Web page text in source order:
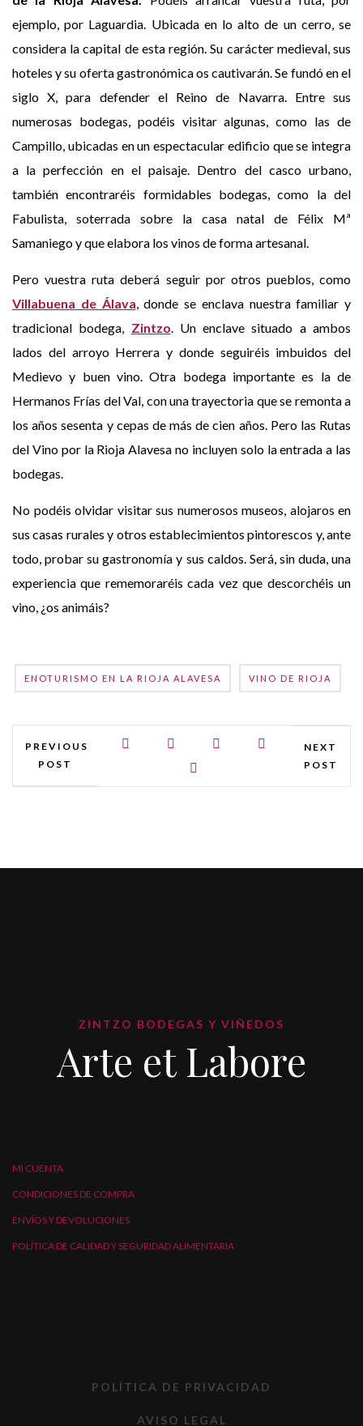
ejemplo, por Laguardia. Ubicada en lo alto de un cerro, se
considera la capital de esta región. Su carácter medieval, sus
hoteles y su oferta gastronómica os cautivarán. Se fundó en el
siglo X, para defender el Reino de Navarra. Entre sus
numerosas bodegas, podéis visitar algunas, como las de
Campillo, ubicadas en un espectacular edificio que se integra
a la perfección en el paisaje. Dentro del casco urbano,
también encontraréis formidables bodegas, como la del
Fabulista, soterrada sobre la casa natal de Félix Mª
Samaniego y que elabora los vinos de forma artesanal.
Pero vuestra ruta deberá seguir por otros pueblos, como
Villabuena de Álava, donde se enclava nuestra familiar y
tradicional bodega, Zintzo. Un enclave situado a ambos
lados del arroyo Herrera y donde seguiréis imbuidos del
Medievo y buen vino. Otra bodega importante es la de
Hermanos Frías del Val, con una trayectoria que se remonta a
los años sesenta y cepas de más de cien años. Pero las Rutas
del Vino por la Rioja Alavesa no incluyen solo la entrada a las
bodegas.
No podéis olvidar visitar sus numerosos museos, alojaros en
sus casas rurales y otros establecimientos pintorescos y, ante
todo, probar su gastronomía y sus caldos. Será, sin duda, una
experiencia que rememoraréis cada vez que descorchéis un
vino, ¿os animáis?
ENOTURISMO EN LA RIOJA ALAVESA VINO DE RIOJA
PREVIOUS
POST
NEXT
POST
ZINTZO BODEGAS Y VIÑEDOS
Arte et Labore
MI CUENTA
CONDICIONES DE COMPRA
ENVÍOS Y DEVOLUCIONES
POLÍTICA DE CALIDAD Y SEGURIDAD ALIMENTARIA
POLÍTICA DE PRIVACIDAD
AVISO LEGAL